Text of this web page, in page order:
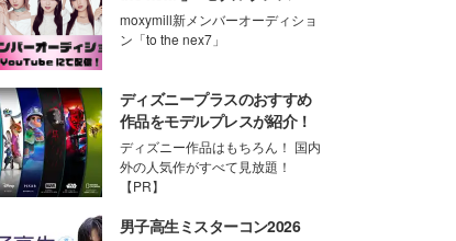
moxymill新メンバーオーディショ
ン「to the nex7」
ディズニープラスのおすすめ
作品をモデルプレスが紹介！
ディズニー作品はもちろん！ 国内
外の人気作がすべて見放題！
【PR】
男子高生ミスターコン2026